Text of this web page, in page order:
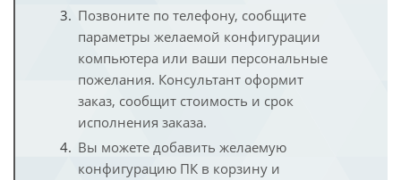
Позвоните по телефону, сообщите
параметры желаемой конфигурации
компьютера или ваши персональные
пожелания. Консультант оформит
заказ, сообщит стоимость и срок
исполнения заказа.
Вы можете добавить желаемую
конфигурацию ПК в корзину и